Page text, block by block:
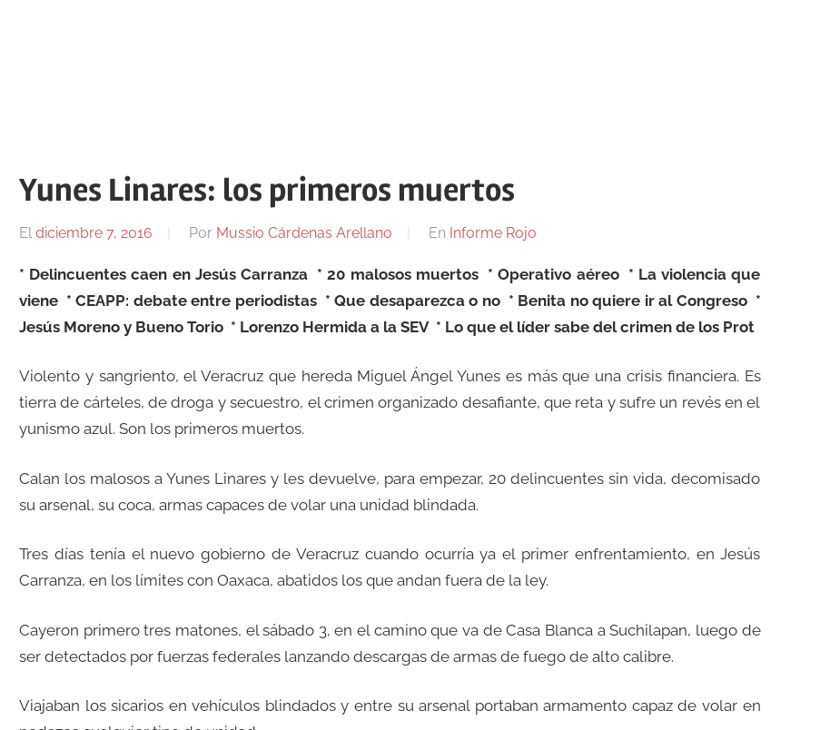
Yunes Linares: los primeros muertos
El diciembre 7, 2016 Por Mussio Cárdenas Arellano En Informe Rojo
* Delincuentes caen en Jesús Carranza * 20 malosos muertos * Operativo aéreo * La violencia que
viene * CEAPP: debate entre periodistas * Que desaparezca o no * Benita no quiere ir al Congreso *
Jesús Moreno y Bueno Torio * Lorenzo Hermida a la SEV * Lo que el líder sabe del crimen de los Prot
Violento y sangriento, el Veracruz que hereda Miguel Ángel Yunes es más que una crisis financiera. Es
tierra de cárteles, de droga y secuestro, el crimen organizado desafiante, que reta y sufre un revés en el
yunismo azul. Son los primeros muertos.
Calan los malosos a Yunes Linares y les devuelve, para empezar, 20 delincuentes sin vida, decomisado
su arsenal, su coca, armas capaces de volar una unidad blindada.
Tres días tenía el nuevo gobierno de Veracruz cuando ocurría ya el primer enfrentamiento, en Jesús
Carranza, en los límites con Oaxaca, abatidos los que andan fuera de la ley.
Cayeron primero tres matones, el sábado 3, en el camino que va de Casa Blanca a Suchilapan, luego de
ser detectados por fuerzas federales lanzando descargas de armas de fuego de alto calibre.
Viajaban los sicarios en vehículos blindados y entre su arsenal portaban armamento capaz de volar en